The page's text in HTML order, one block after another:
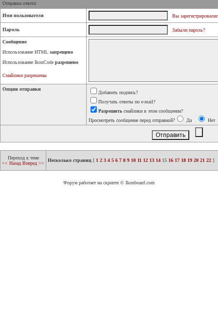
Отправка ответа:
Имя пользователя Вы
Пароль Забыли пароль?
Сообщение
Использование HTML запрещено
Использование IkonCode разрешено
Смайлики разрешены
Опции отправки
Добавить подпись?
Получать ответы по e-mail?
Разрешить смайлики в этом сообщении?
Просмотреть сообщение перед отправкой?
Да Нет
Переход к теме
<< Назад Вперед >>
Несколько страниц [ 1 2 3 4 5 6 7 8 9 10 11 12 13 14 15 16 17 18 19 20 21 22 ]
Форум работает на скрипте © Ikonboard.com